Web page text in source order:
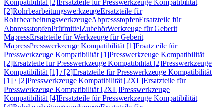
Kompatibilität [2]Ersatzteile für Presswerkzeuge Kompatibilität
[2]RohrbearbeitungswerkzeugeErsatzteile für
RohrbearbeitungswerkzeugeAbpressstopfenErsatzteile für
AbpressstopfenPrüfmittelZubehörWerkzeuge für Geberit
MapressErsatzteile für Werkzeuge für Geberit
MapressPresswerkzeuge Kompatibilität [1]Ersatzteile für
Presswerkzeuge Kompatibilität [1]Presswerkzeuge Kompatibilität
[2]Ersatzteile für Presswerkzeuge Kompatibilität [2]Presswerkzeuge
Kompatibilität [1] / [2]Ersatzteile für Presswerkzeuge Kompatibilität
[1] / [2]Presswerkzeuge Kompatibilität [2XL]Ersatzteile für
Presswerkzeuge Kompatibilität [2XL]Presswerkzeuge
Kompatibilität [4]Ersatzteile für Presswerkzeuge Kompatibilität